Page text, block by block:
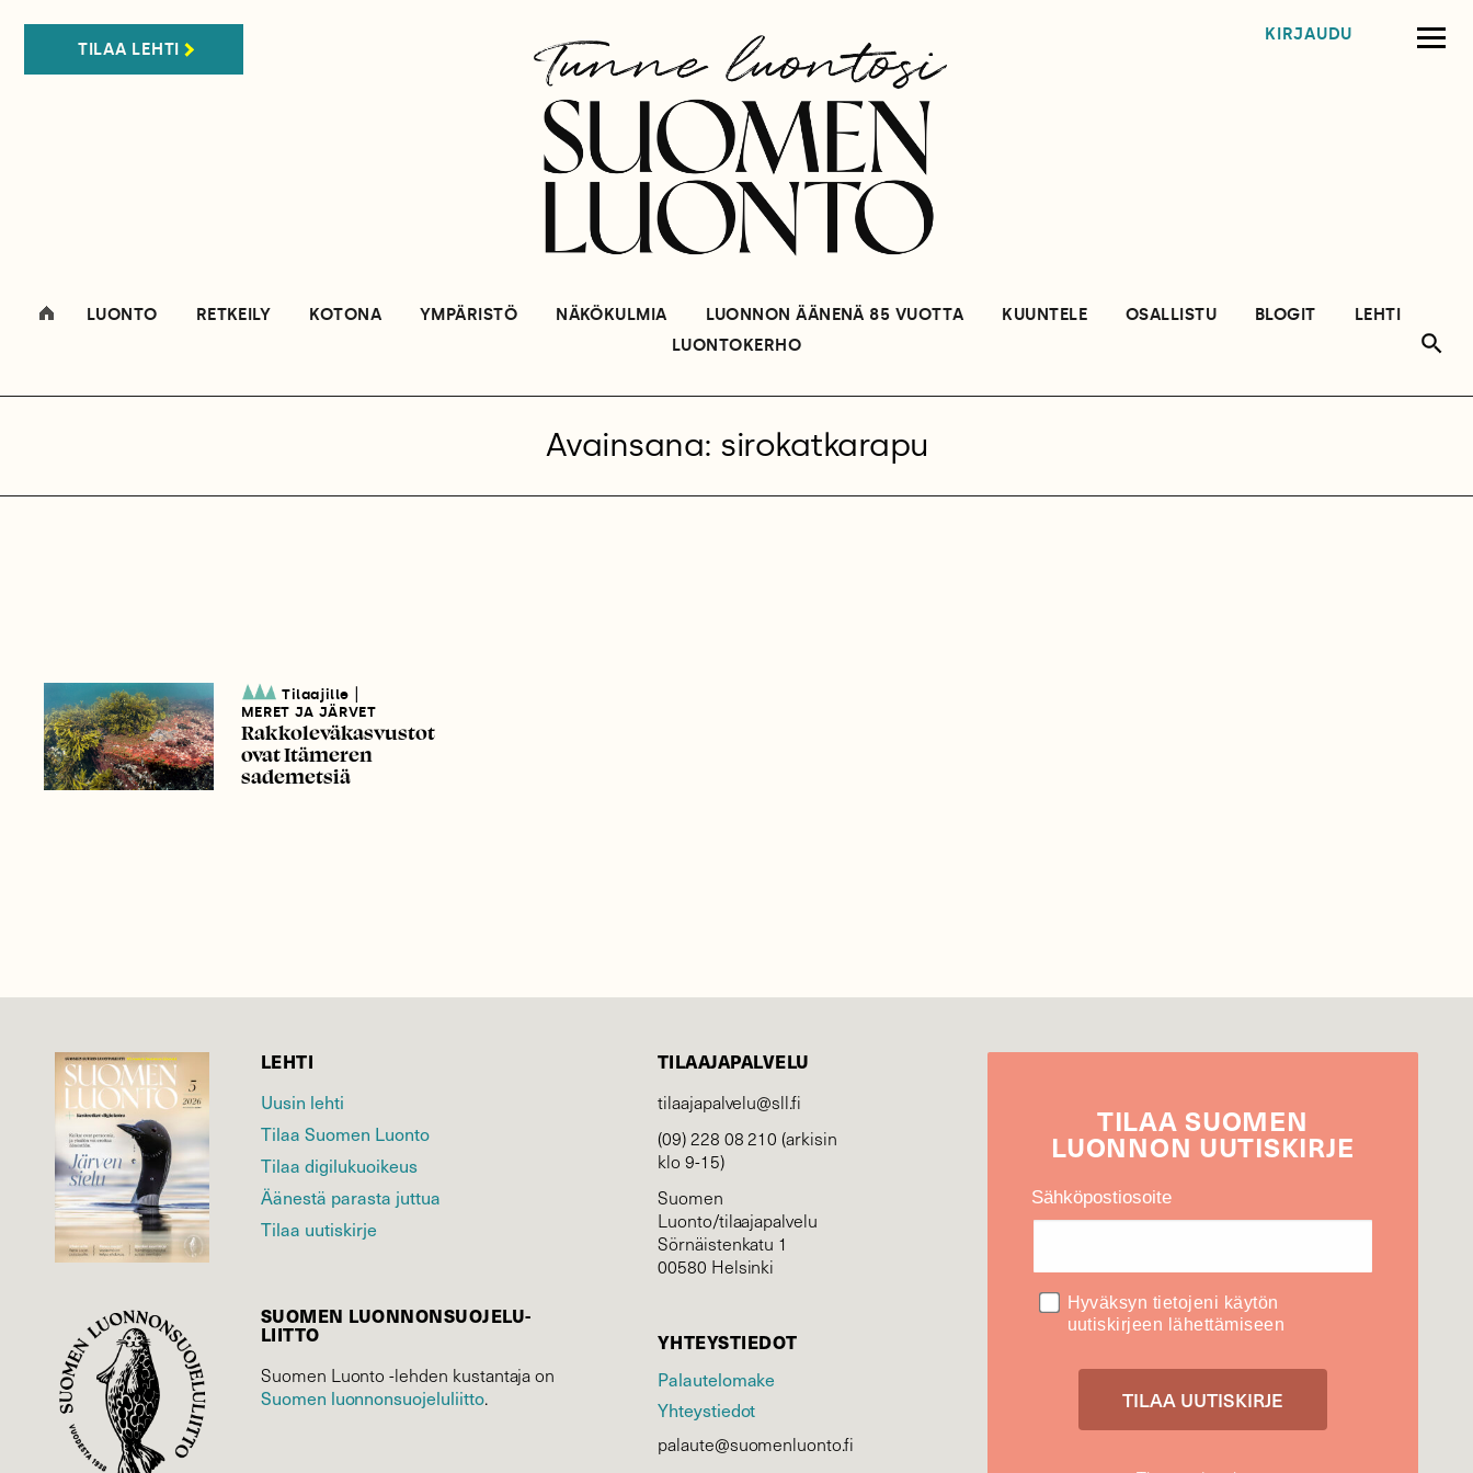
TILAA LEHTI
KIRJAUDU
LUONTO RETKEILY KOTONA YMPÄRISTÖ NÄKÖKULMIA LUONNON ÄÄNENÄ 85 VUOTTA KUUNTELE OSALLISTU BLOGIT
LEHTI
LUONTOKERHO
Avainsana: sirokatkarapu
Tilaajille
MERET JA JÄRVET
Rakkoleväkasvustot
ovat Itämeren
sademetsiä
LEHTI
Uusin lehti
Tilaa Suomen Luonto
Tilaa digilukuoikeus
Äänestä parasta juttua
Tilaa uutiskirje
SUOMEN LUONNON­SUOJELU­
LIITTO
Suomen Luonto -lehden kustantaja on
Suomen luonnonsuojelu­liitto.
TILAAJAPALVELU
tilaajapalvelu@sll.fi
(09) 228 08 210 (arkisin
klo 9-15)
Suomen
Luonto/tilaajapalvelu
Sörnäistenkatu 1
00580 Helsinki
YHTEYSTIEDOT
Palautelomake
Yhteystiedot
palaute@suomenluonto.fi
TILAASUOMEN
LUONNON UUTIS­KIRJE
Sähköpostiosoite
Hyväksyn tietojeni käytön
uutiskirjeen lähettämiseen